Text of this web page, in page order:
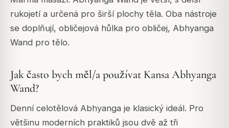
rukojetí a určená pro širší plochy těla. Oba nástroje
se doplňují, obličejová hůlka pro obličej, Abhyanga
Wand pro tělo.
Jak často bych měl/a používat Kansa Abhyanga
Wand?
Denní celotělová Abhyanga je klasický ideál. Pro
většinu moderních praktiků jsou dvě až tři